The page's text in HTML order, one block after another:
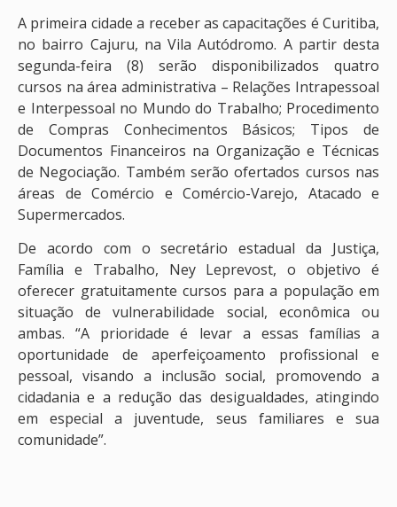
A primeira cidade a receber as capacitações é Curitiba,
no bairro Cajuru, na Vila Autódromo. A partir desta
segunda-feira (8) serão disponibilizados quatro
cursos na área administrativa – Relações Intrapessoal
e Interpessoal no Mundo do Trabalho; Procedimento
de Compras Conhecimentos Básicos; Tipos de
Documentos Financeiros na Organização e Técnicas
de Negociação. Também serão ofertados cursos nas
áreas de Comércio e Comércio-Varejo, Atacado e
Supermercados.
De acordo com o secretário estadual da Justiça,
Família e Trabalho, Ney Leprevost, o objetivo é
oferecer gratuitamente cursos para a população em
situação de vulnerabilidade social, econômica ou
ambas. “A prioridade é levar a essas famílias a
oportunidade de aperfeiçoamento profissional e
pessoal, visando a inclusão social, promovendo a
cidadania e a redução das desigualdades, atingindo
em especial a juventude, seus familiares e sua
comunidade”.